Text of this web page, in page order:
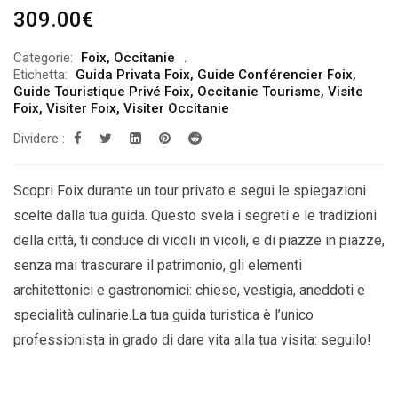
309.00€
Categorie: Foix, Occitanie
Etichetta:
Guida Privata Foix, Guide Conférencier Foix,
Guide Touristique Privé Foix, Occitanie Tourisme, Visite
Foix, Visiter Foix, Visiter Occitanie
Dividere :
Scopri Foix durante un tour privato e segui le spiegazioni
scelte dalla tua guida. Questo svela i segreti e le tradizioni
della città, ti conduce di vicoli in vicoli, e di piazze in piazze,
senza mai trascurare il patrimonio, gli elementi
architettonici e gastronomici: chiese, vestigia, aneddoti e
specialità culinarie.La tua guida turistica è l’unico
professionista in grado di dare vita alla tua visita: seguilo!